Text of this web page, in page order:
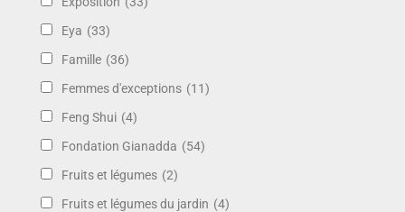
Eya (33)
Famille (36)
Femmes d'exceptions (11)
Feng Shui (4)
Fondation Gianadda (54)
Fruits et légumes (2)
Fruits et légumes du jardin (4)